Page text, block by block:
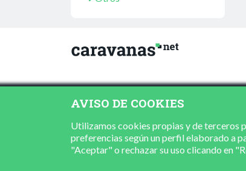
AVISO DE COOKIES
Utilizamos cookies propias y de terceros
preferencias según un perfil elaborado a
"Aceptar" o rechazar su uso clicando en